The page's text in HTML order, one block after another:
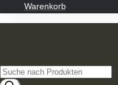
Warenkorb
Products